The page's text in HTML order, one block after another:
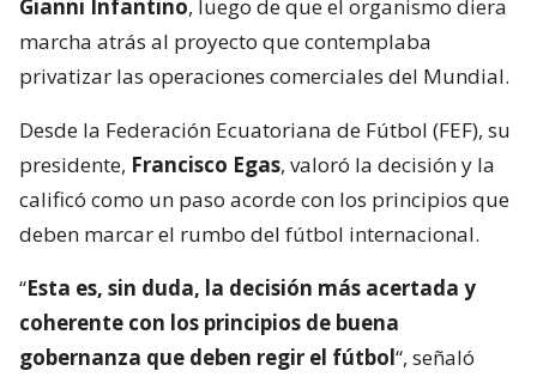
Gianni Infantino, luego de que el organismo diera
marcha atrás al proyecto que contemplaba
privatizar las operaciones comerciales del Mundial.
Desde la Federación Ecuatoriana de Fútbol (FEF), su
presidente, Francisco Egas, valoró la decisión y la
calificó como un paso acorde con los principios que
deben marcar el rumbo del fútbol internacional.
“Esta es, sin duda, la decisión más acertada y
coherente con los principios de buena
gobernanza que deben regir el fútbol“, señaló